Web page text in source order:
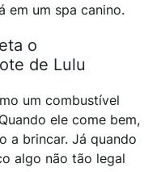
em um spa canino.
o
de Lulu
um combustível
ele come bem,
a brincar. Já quando
algo não tão legal